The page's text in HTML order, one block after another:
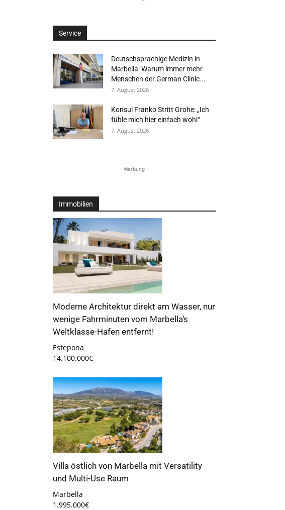
Service
Deutschsprachige Medizin in
Marbella: Warum immer mehr
Menschen der German Clinic...
7. August 2026
Konsul Franko Stritt Grohe: „Ich
fühle mich hier einfach wohl“
7. August 2026
- Werbung -
Immobilien
Moderne Architektur direkt am Wasser, nur
wenige Fahrminuten vom Marbella‘s
Weltklasse-Hafen entfernt!
Estepona
14.100.000€
Villa östlich von Marbella mit Versatility
und Multi-Use Raum
Marbella
1.995.000€